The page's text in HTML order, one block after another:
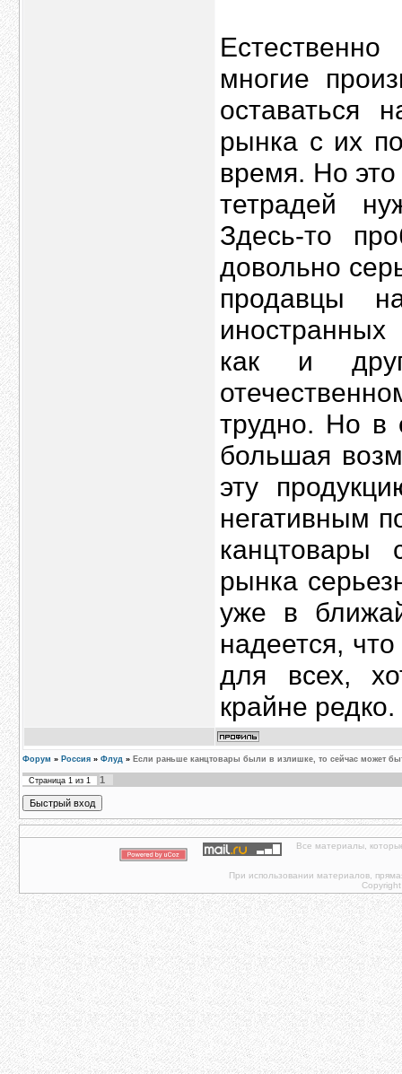
многие
оставаться
рынка с их
время. Но это
тетрадей
Здесь-то
довольно
продавцы
иностранных
как и
трудно. Но в
большая
эту
негативным
канцтовары
рынка
уже в
надеется,
для всех,
крайне редко.
Форум » Россия » Флуд » Если раньше канцтовары были в излишке, то сейчас может
Страница 1 из 1 1
Все материалы,
При использовании материалов,